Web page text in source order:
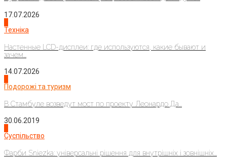
17.07.2026
Техніка
Настенные LCD-дисплеи: где используются, какие бывают и
зачем...
14.07.2026
Подорожі та туризм
В Стамбуле возведут мост по проекту Леонардо Да...
30.06.2019
Суспільство
Фарби Sniezka: універсальні рішення для внутрішніх і зовнішніх...